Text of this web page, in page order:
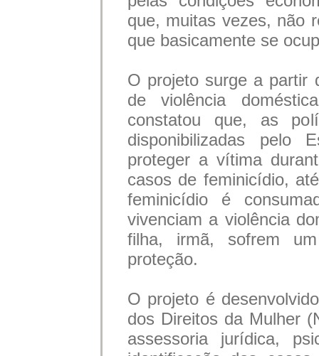
que, muitas vezes, não
que basicamente se
O projeto surge a partir
de violência
constatou que, as
disponibilizadas pelo
proteger a vítima
casos de feminicídio,
feminicídio é
vivenciam a violência
filha, irmã, sofrem
proteção.
O projeto é
dos Direitos da Mulher
assessoria jurídica,